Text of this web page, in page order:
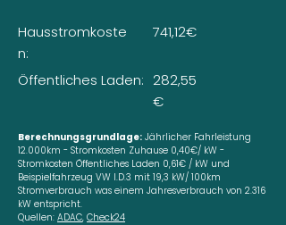
Hausstromkoste
n:
Öffentliches Laden:
741,12€
282,55
€
Berechnungsgrundlage: Jährlicher Fahrleistung
12.000km - Stromkosten Zuhause 0,40€/ kW -
Stromkosten Öffentliches Laden 0,61€ / kW und
Beispielfahrzeug VW I.D.3 mit 19,3 kW/ 100km
Stromverbrauch was einem Jahresverbrauch von 2.316
kW entspricht.
Quellen: ADAC, Check24